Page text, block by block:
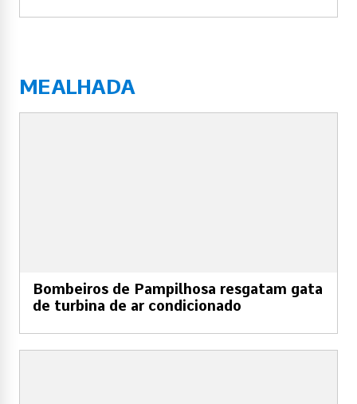
MEALHADA
Bombeiros de Pampilhosa resgatam gata
de turbina de ar condicionado